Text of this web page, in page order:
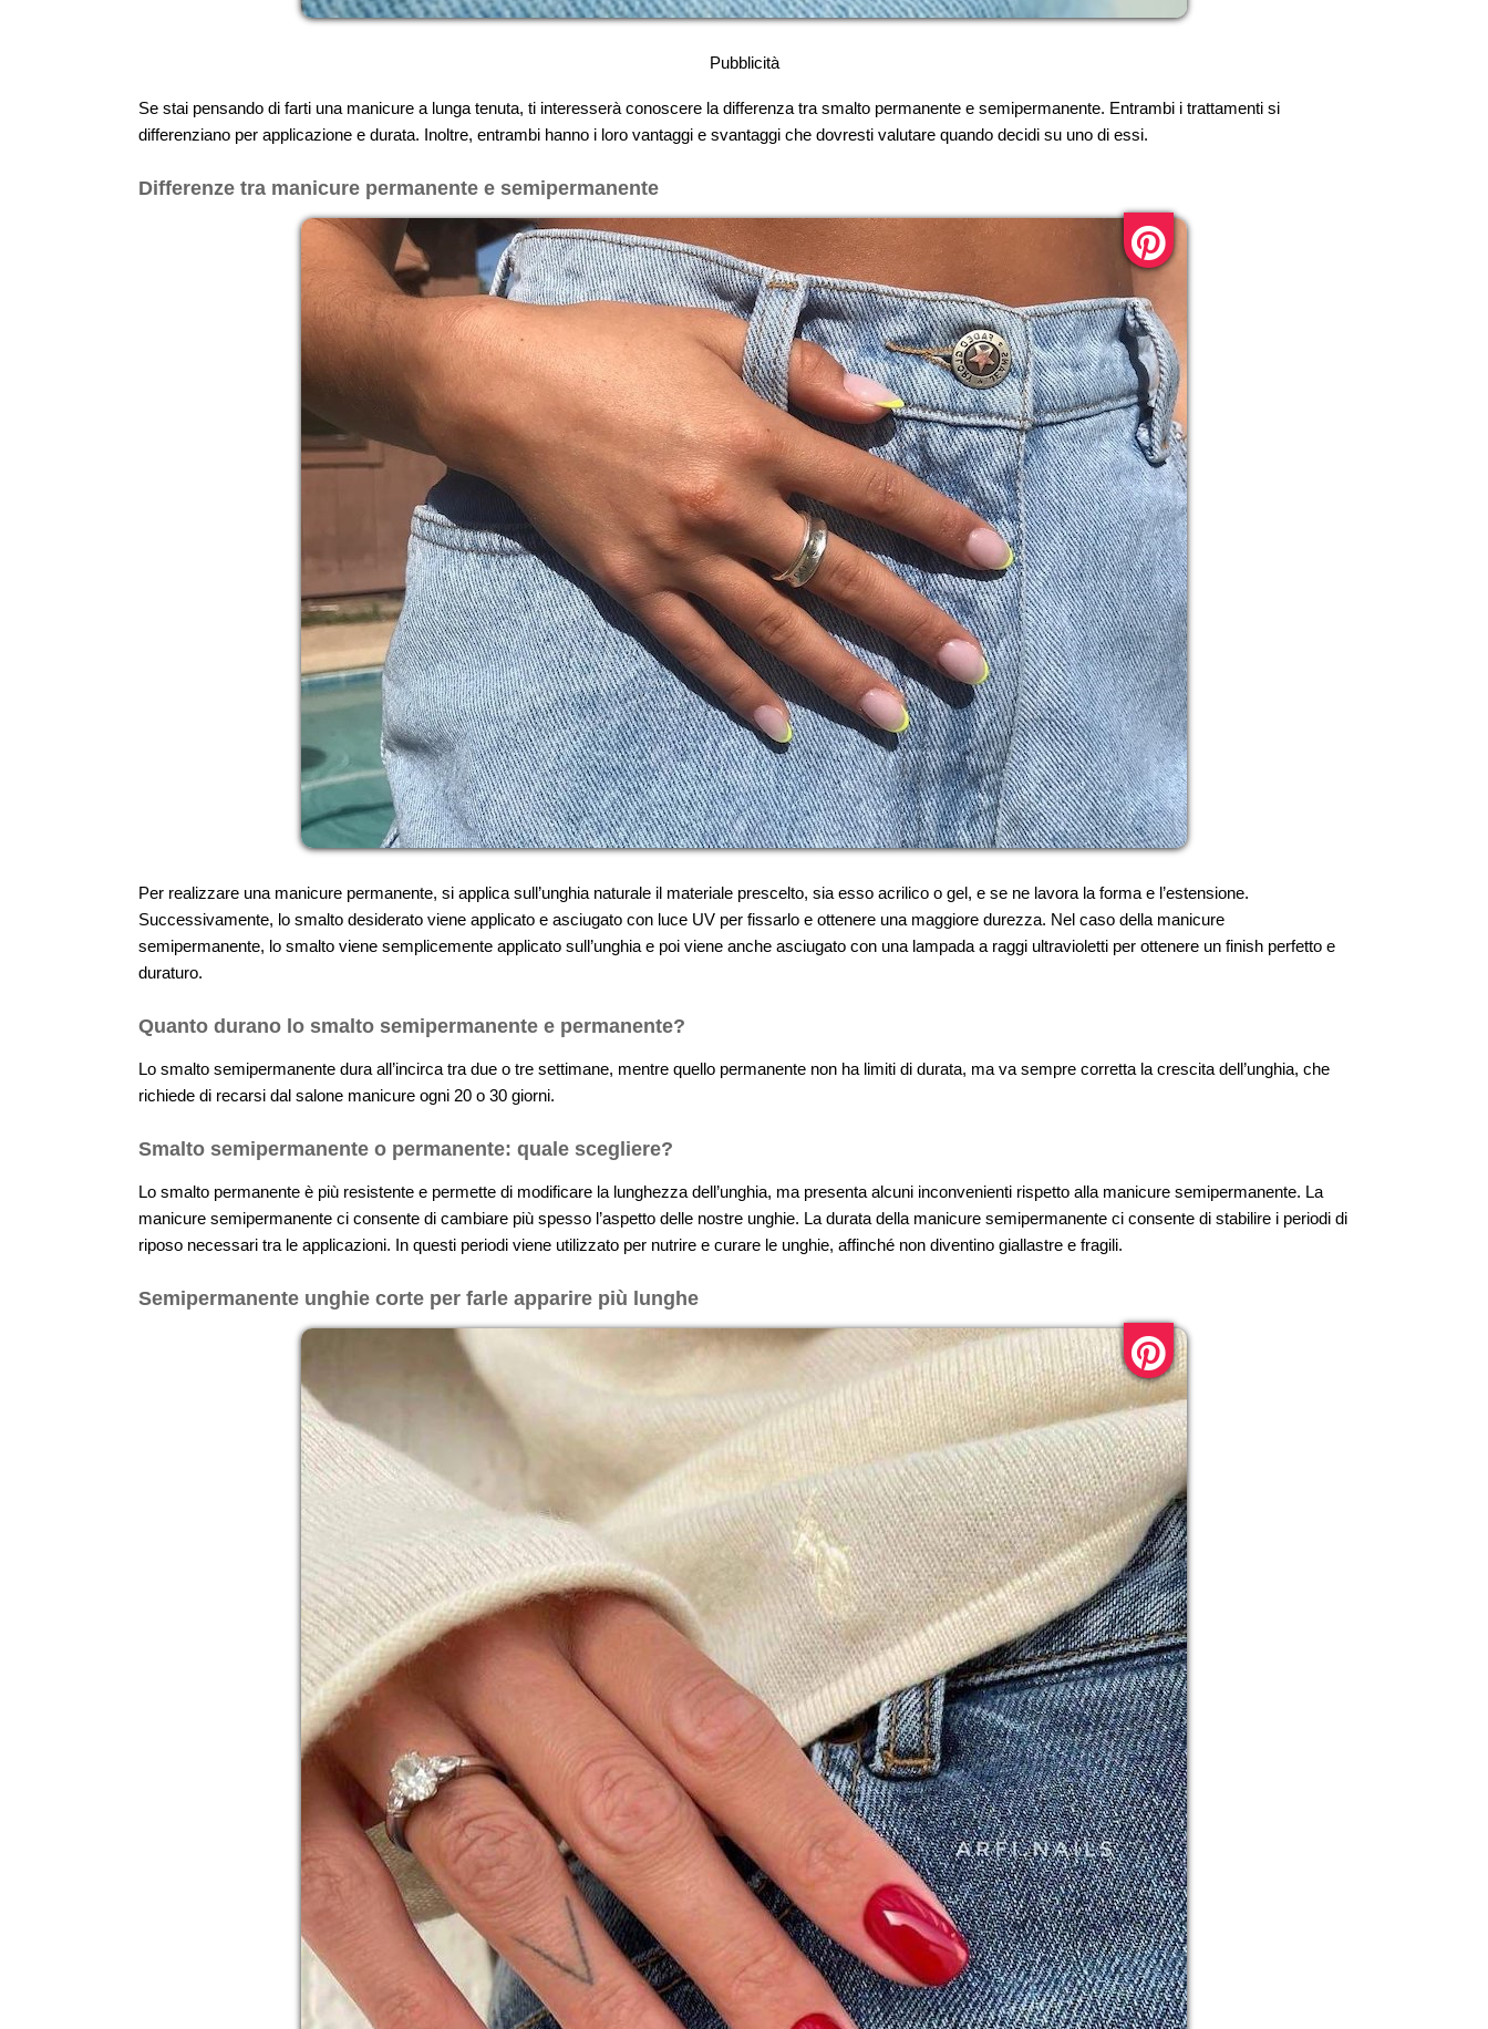
Pubblicità
Se stai pensando di farti una manicure a lunga tenuta, ti interesserà conoscere la differenza tra smalto permanente e semipermanente. Entrambi i trattamenti si
differenziano per applicazione e durata. Inoltre, entrambi hanno i loro vantaggi e svantaggi che dovresti valutare quando decidi su uno di essi.
Differenze tra manicure permanente e semipermanente
Per realizzare una manicure permanente, si applica sull’unghia naturale il materiale prescelto, sia esso acrilico o gel, e se ne lavora la forma e l’estensione.
Successivamente, lo smalto desiderato viene applicato e asciugato con luce UV per fissarlo e ottenere una maggiore durezza. Nel caso della manicure
semipermanente, lo smalto viene semplicemente applicato sull’unghia e poi viene anche asciugato con una lampada a raggi ultravioletti per ottenere un finish perfetto e
duraturo.
Quanto durano lo smalto semipermanente e permanente?
Lo smalto semipermanente dura all’incirca tra due o tre settimane, mentre quello permanente non ha limiti di durata, ma va sempre corretta la crescita dell’unghia, che
richiede di recarsi dal salone manicure ogni 20 o 30 giorni.
Smalto semipermanente o permanente: quale scegliere?
Lo smalto permanente è più resistente e permette di modificare la lunghezza dell’unghia, ma presenta alcuni inconvenienti rispetto alla manicure semipermanente. La
manicure semipermanente ci consente di cambiare più spesso l’aspetto delle nostre unghie. La durata della manicure semipermanente ci consente di stabilire i periodi di
riposo necessari tra le applicazioni. In questi periodi viene utilizzato per nutrire e curare le unghie, affinché non diventino giallastre e fragili.
Semipermanente unghie corte per farle apparire più lunghe